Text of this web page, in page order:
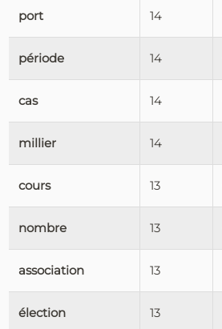
port 14
période 14
cas 14
millier 14
cours 13
nombre 13
association 13
élection 13